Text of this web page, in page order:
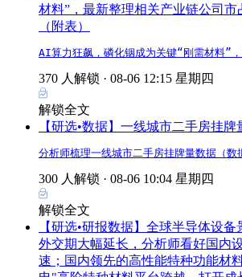
材料”，最新整理相关产业链公司
（附表）
AI算力狂飙，磷化铟成为关键“刚需材料”
370 人解锁 · 08-06 12:15 星期四
解锁全文
【研选•数据】一线城市二手房挂牌
分析师梳理一线城市二手房挂牌量数据（
300 人解锁 · 08-06 10:04 星期四
解锁全文
【研选•研报数据】全球半导体设
外交期大幅延长，分析师看好国内
速；国内领先的高性能特种功能材